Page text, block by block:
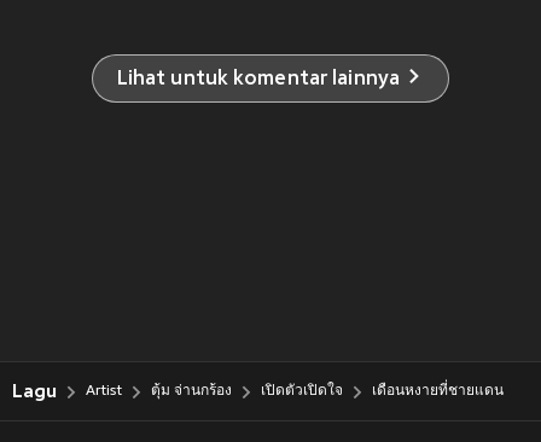
Lihat untuk komentar lainnya
Lagu Artist ตุ้ม จ่านกร้อง เปิดตัวเปิดใจ เดือนหงายที่ชายแดน